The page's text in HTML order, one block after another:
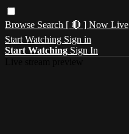
Browse Search [ 🔴 ] Now Live
Start Watching Sign in
Start Watching Sign In